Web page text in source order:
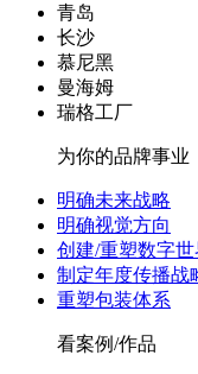
青岛
长沙
慕尼黑
曼海姆
瑞格工厂
为你的品牌事业
明确未来战略
明确视觉方向
创建/重塑数字世
制定年度传播战
重塑包装体系
看案例/作品